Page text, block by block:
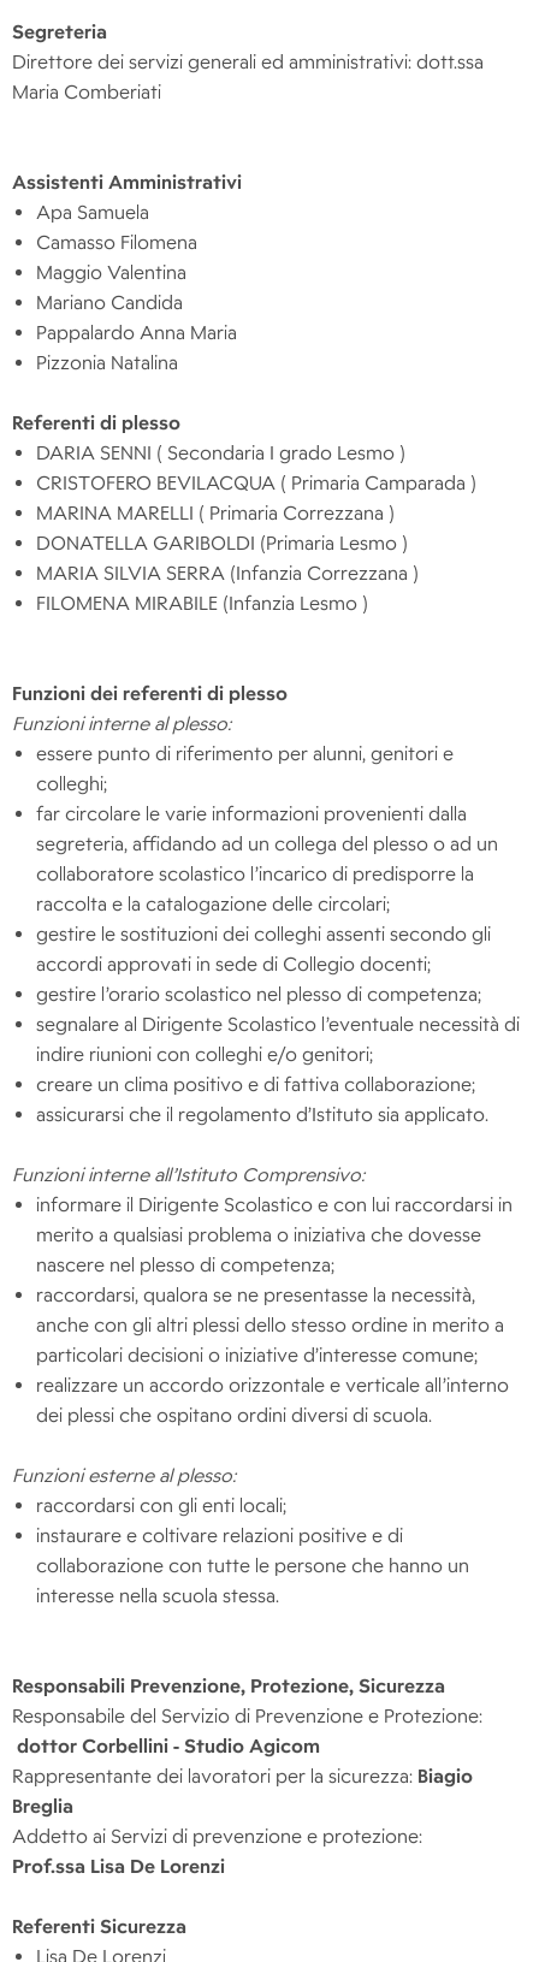
Segreteria
Direttore dei servizi generali ed amministrativi: dott.ssa
Maria Comberiati
Assistenti Amministrativi
Apa Samuela
Camasso Filomena
Maggio Valentina
Mariano Candida
Pappalardo Anna Maria
Pizzonia Natalina
Referenti di plesso
DARIA SENNI ( Secondaria I grado Lesmo )
CRISTOFERO BEVILACQUA ( Primaria Camparada )
MARINA MARELLI ( Primaria Correzzana )
DONATELLA GARIBOLDI (Primaria Lesmo )
MARIA SILVIA SERRA (Infanzia Correzzana )
FILOMENA MIRABILE (Infanzia Lesmo )
Funzioni dei referenti di plesso
Funzioni interne al plesso:
essere punto di riferimento per alunni, genitori e
colleghi;
far circolare le varie informazioni provenienti dalla
segreteria, affidando ad un collega del plesso o ad un
collaboratore scolastico l’incarico di predisporre la
raccolta e la catalogazione delle circolari;
gestire le sostituzioni dei colleghi assenti secondo gli
accordi approvati in sede di Collegio docenti;
gestire l’orario scolastico nel plesso di competenza;
segnalare al Dirigente Scolastico l’eventuale necessità di
indire riunioni con colleghi e/o genitori;
creare un clima positivo e di fattiva collaborazione;
assicurarsi che il regolamento d’Istituto sia applicato.
Funzioni interne all’Istituto Comprensivo:
informare il Dirigente Scolastico e con lui raccordarsi in
merito a qualsiasi problema o iniziativa che dovesse
nascere nel plesso di competenza;
raccordarsi, qualora se ne presentasse la necessità,
anche con gli altri plessi dello stesso ordine in merito a
particolari decisioni o iniziative d’interesse comune;
realizzare un accordo orizzontale e verticale all’interno
dei plessi che ospitano ordini diversi di scuola.
Funzioni esterne al plesso:
raccordarsi con gli enti locali;
instaurare e coltivare relazioni positive e di
collaborazione con tutte le persone che hanno un
interesse nella scuola stessa.
Responsabili Prevenzione, Protezione, Sicurezza
Responsabile del Servizio di Prevenzione e Protezione:
dottor Corbellini - Studio Agicom
Rappresentante dei lavoratori per la sicurezza: Biagio
Breglia
Addetto ai Servizi di prevenzione e protezione:
Prof.ssa Lisa De Lorenzi
Referenti Sicurezza
Lisa De Lorenzi